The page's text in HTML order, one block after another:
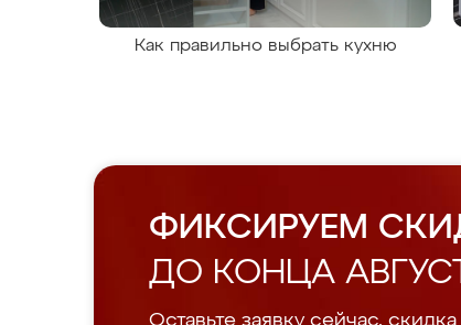
Как правильно выбрать кухню
ФИКСИРУЕМ
ДО КОНЦА
Оставьте заявку сейчас,